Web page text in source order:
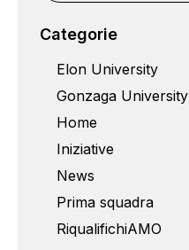
Categorie
Elon University
Gonzaga University
Home
Iniziative
News
Prima squadra
RiqualifichiAMO